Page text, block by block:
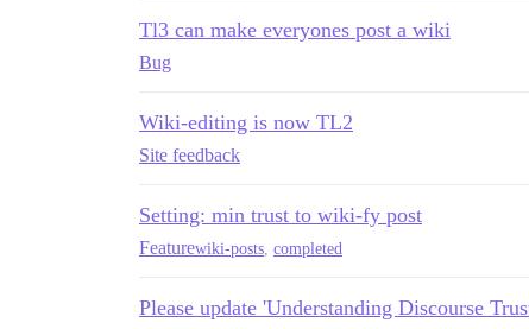
Tl3 can make everyones post a wiki
Bug
Wiki-editing is now TL2
Site feedback
Setting: min trust to wiki-fy post
Featurewiki-posts completed
Please update 'Understanding Discourse